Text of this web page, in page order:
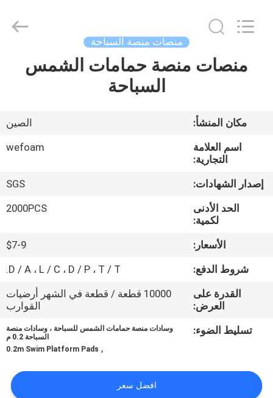
بيت
أشرطة
معلومات
جولة
المعمل
Quanzhou
منصات منصة السباحة
منصات منصة حمامات الشمس
السباحة
مكان المنشأ:
الصين
اسم العلامة
التجارية:
wefoam
إصدار الشهادات:
SGS
الحد الأدنى
لكمية:
2000PCS
الأسعار:
$7-9
شروط الدفع:
D / A ، L / C ، D / P ، T / T.
القدرة على
العرض:
10000 قطعة / قطعة في الشهر أرضيات
القوارب
تسليط الضوء:
وسادات منصة حمامات الشمس للسباحة ، وسادات منصة
السباحة 0.2 م
,
0.2m Swim Platform Pads
افضل سعر